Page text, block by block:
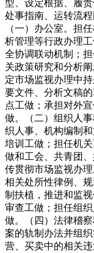
型、设定根据、履
处事指南、运转流
（一）办公室。担
析管理等行政办理
全协调联动机制；
关政策研究和分析
定市场监视办理中
要文件、分析文稿
点工做；承担对外
做。（二）组织人
织人事、机构编制
培训工做；担任机
做和工会、共青团
传贯彻市场监视办
相关处所性律例、
制扶植，推进和监
审查工做；担任组
做。（四）法律稽
案的轨制办法并组
营、买卖中的相关